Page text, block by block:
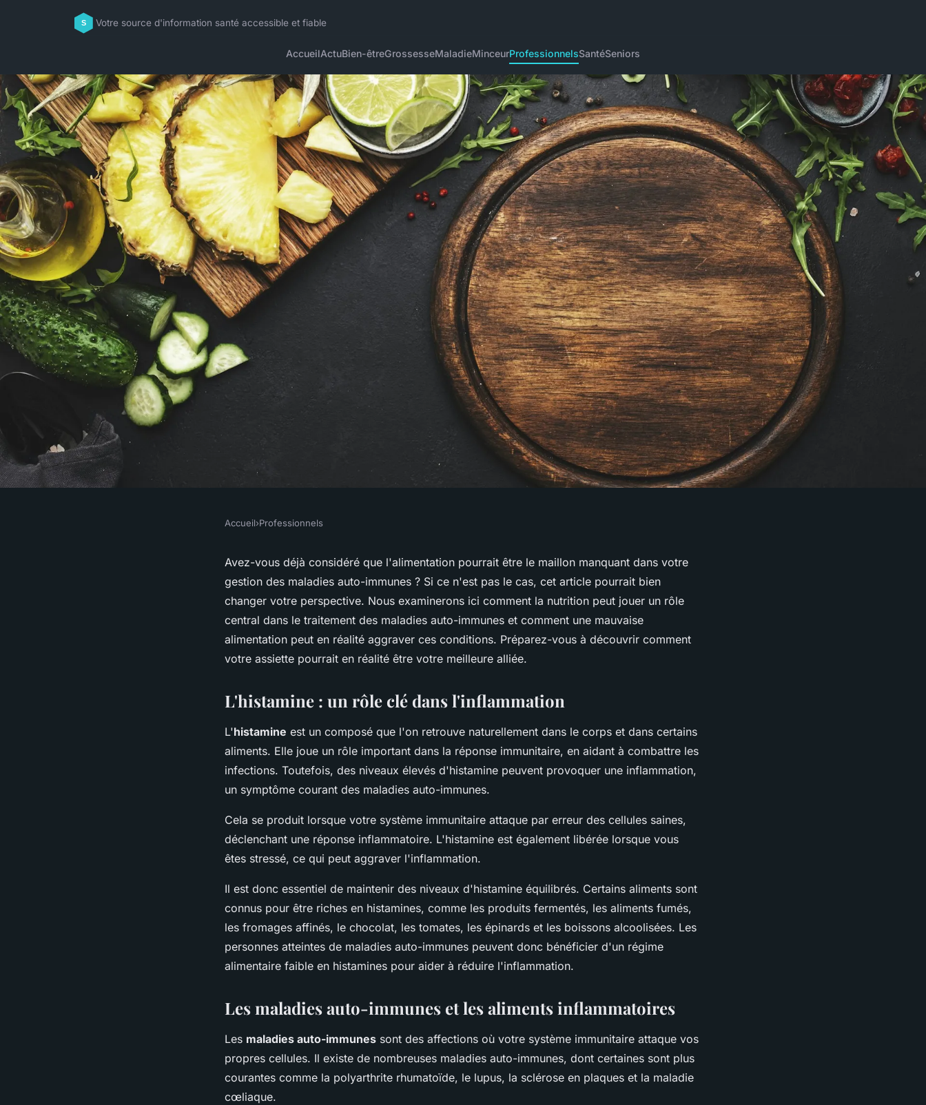
Votre source d'information santé accessible et fiable
AccueilActuBien-êtreGrossesseMaladieMinceurProfessionnelsSantéSeniors
Quels sont les impacts de la nutrition
sur la gestion des maladies auto-
Accueil›Professionnels
Avez-vous déjà considéré que l'alimentation pourrait être le maillon manquant dans votre
gestion des maladies auto-immunes ? Si ce n'est pas le cas, cet article pourrait bien
changer votre perspective. Nous examinerons ici comment la nutrition peut jouer un rôle
central dans le traitement des maladies auto-immunes et comment une mauvaise
alimentation peut en réalité aggraver ces conditions. Préparez-vous à découvrir comment
votre assiette pourrait en réalité être votre meilleure alliée.
L'histamine : un rôle clé dans l'inflammation
L'histamine est un composé que l'on retrouve naturellement dans le corps et dans certains
aliments. Elle joue un rôle important dans la réponse immunitaire, en aidant à combattre les
infections. Toutefois, des niveaux élevés d'histamine peuvent provoquer une inflammation,
un symptôme courant des maladies auto-immunes.
Cela se produit lorsque votre système immunitaire attaque par erreur des cellules saines,
déclenchant une réponse inflammatoire. L'histamine est également libérée lorsque vous
êtes stressé, ce qui peut aggraver l'inflammation.
Il est donc essentiel de maintenir des niveaux d'histamine équilibrés. Certains aliments sont
connus pour être riches en histamines, comme les produits fermentés, les aliments fumés,
les fromages affinés, le chocolat, les tomates, les épinards et les boissons alcoolisées. Les
personnes atteintes de maladies auto-immunes peuvent donc bénéficier d'un régime
alimentaire faible en histamines pour aider à réduire l'inflammation.
Les maladies auto-immunes et les aliments inflammatoires
Les maladies auto-immunes sont des affections où votre système immunitaire attaque vos
propres cellules. Il existe de nombreuses maladies auto-immunes, dont certaines sont plus
courantes comme la polyarthrite rhumatoïde, le lupus, la sclérose en plaques et la maladie
cœliaque.